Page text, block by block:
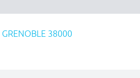
GRENOBLE 38000